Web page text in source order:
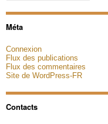
Méta
Connexion
Flux des publications
Flux des commentaires
Site de WordPress-FR
Contacts